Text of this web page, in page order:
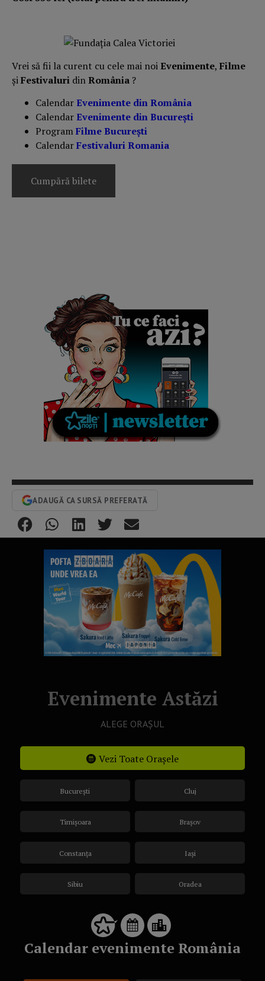
Vrei să fii la curent cu cele mai noiEvenimente, Filme
șiFestivaluri dinRomânia ?
CalendarEvenimente din România
CalendarEvenimente din București
ProgramFilme București
CalendarFestivaluri Romania
Cumpără bilete
ADAUGĂ CA SURSĂ PREFERATĂ
Evenimente Astăzi
ALEGE ORAȘUL
Vezi Toate Orașele
București
Timișoara
Constanța
Sibiu
Cluj
Brașov
Iași
Oradea
Calendar evenimente România